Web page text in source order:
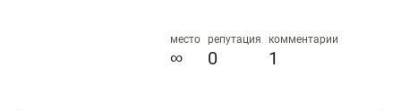
место
∞
репутация
0
комментарии
1